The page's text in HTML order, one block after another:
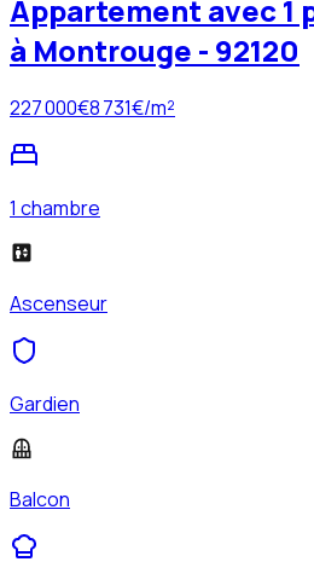
Appartement avec 1
à Montrouge - 92120
227 000€8 731€/m²
1 chambre
Ascenseur
Gardien
Balcon